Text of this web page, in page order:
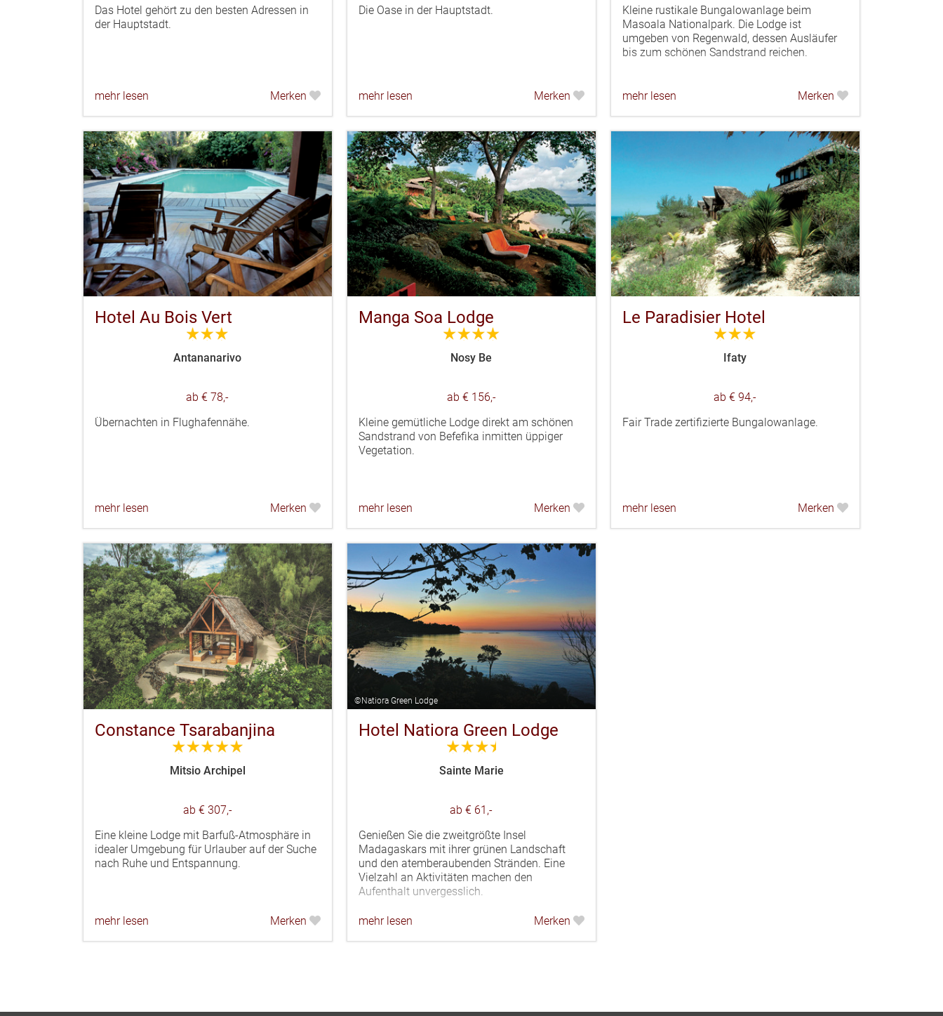
Das Hotel gehört zu den besten Adressen in
der Hauptstadt.
mehr lesen Merken
Die Oase in der Hauptstadt.
mehr lesen Merken
Kleine rustikale Bungalowanlage beim
Masoala Nationalpark. Die Lodge ist
umgeben von Regenwald, dessen Ausläufer
bis zum schönen Sandstrand reichen.
mehr lesen Merken
Hotel Au Bois Vert
3.0
Antananarivo
ab € 78,-
Übernachten in Flughafennähe.
mehr lesen Merken
Manga Soa Lodge
4.0
Nosy Be
ab € 156,-
Kleine gemütliche Lodge direkt am schönen
Sandstrand von Befefika inmitten üppiger
Vegetation.
mehr lesen Merken
Le Paradisier Hotel
3.0
Ifaty
ab € 94,-
Fair Trade zertifizierte Bungalowanlage.
mehr lesen Merken
Constance Tsarabanjina
5.0
Mitsio Archipel
ab € 307,-
Eine kleine Lodge mit Barfuß-Atmosphäre in
idealer Umgebung für Urlauber auf der Suche
nach Ruhe und Entspannung.
mehr lesen Merken
©Natiora Green Lodge
Hotel Natiora Green Lodge
3.5
Sainte Marie
ab € 61,-
Genießen Sie die zweitgrößte Insel
Madagaskars mit ihrer grünen Landschaft
und den atemberaubenden Stränden. Eine
Vielzahl an Aktivitäten machen den
Aufenthalt unvergesslich.
mehr lesen Merken